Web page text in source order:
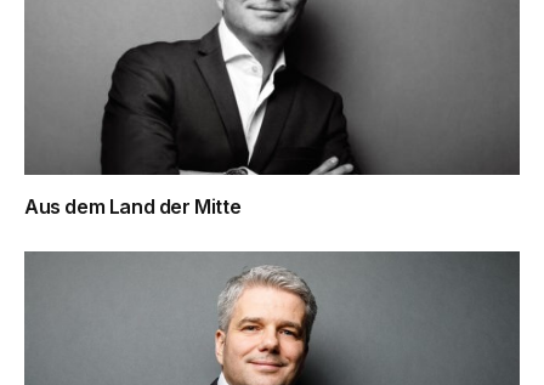
Aus dem Land der Mitte